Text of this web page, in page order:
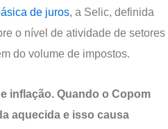
de juros, a Selic, definida
o nível de atividade de setores
do volume de impostos.
inflação. Quando o Copom
aquecida e isso causa